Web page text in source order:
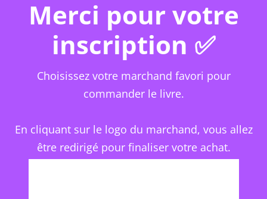
Merci pour votre
inscription ✅
Choisissez votre marchand favori pour
commander le livre.
En cliquant sur le logo du marchand, vous allez
être redirigé pour finaliser votre achat.